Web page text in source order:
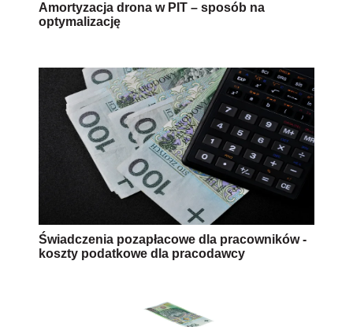
Amortyzacja drona w PIT – sposób na
optymalizację
Świadczenia pozapłacowe dla pracowników -
koszty podatkowe dla pracodawcy